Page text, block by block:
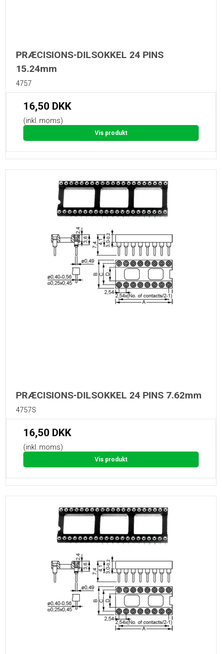
PRÆCISIONS-DILSOKKEL 24 PINS
15.24mm
4757
16,50 DKK
(inkl. moms)
Vis produkt
PRÆCISIONS-DILSOKKEL 24 PINS 7.62mm
4757S
16,50 DKK
(inkl. moms)
Vis produkt